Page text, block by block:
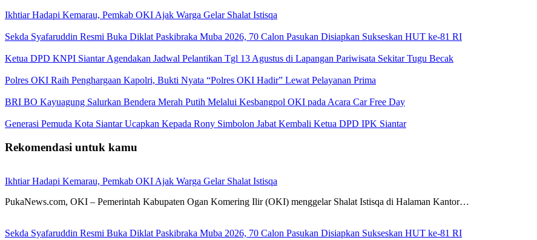
Ikhtiar Hadapi Kemarau, Pemkab OKI Ajak Warga Gelar Shalat Istisqa
Sekda Syafaruddin Resmi Buka Diklat Paskibraka Muba 2026, 70 Calon Pasukan Disiapkan Sukseskan HUT ke-81 RI
Ketua DPD KNPI Siantar Agendakan Jadwal Pelantikan Tgl 13 Agustus di Lapangan Pariwisata Sekitar Tugu Becak
Polres OKI Raih Penghargaan Kapolri, Bukti Nyata “Polres OKI Hadir” Lewat Pelayanan Prima
BRI BO Kayuagung Salurkan Bendera Merah Putih Melalui Kesbangpol OKI pada Acara Car Free Day
Generasi Pemuda Kota Siantar Ucapkan Kepada Rony Simbolon Jabat Kembali Ketua DPD IPK Siantar
Rekomendasi untuk kamu
Ikhtiar Hadapi Kemarau, Pemkab OKI Ajak Warga Gelar Shalat Istisqa
PukaNews.com, OKI – Pemerintah Kabupaten Ogan Komering Ilir (OKI) menggelar Shalat Istisqa di Halaman Kantor…
Sekda Syafaruddin Resmi Buka Diklat Paskibraka Muba 2026, 70 Calon Pasukan Disiapkan Sukseskan HUT ke-81 RI